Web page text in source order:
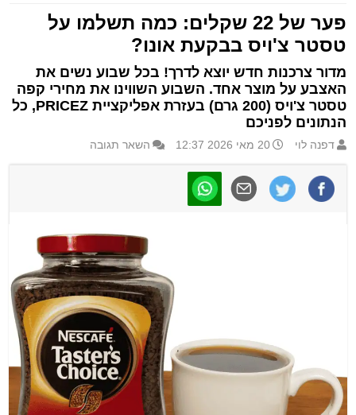
פער של 22 שקלים: כמה תשלמו על
טסטר צ'ויס בבקעת אונו?
מדור צרכנות חדש יוצא לדרך! בכל שבוע נשים את
האצבע על מוצר אחד. השבוע השווינו את מחירי קפה
טסטר צ'ויס (200 גרם) בעזרת אפליקציית PRICEZ, כל
הנתונים לפניכם
דפנה לוי 20 מאי 2026 12:37 השאר תגובה